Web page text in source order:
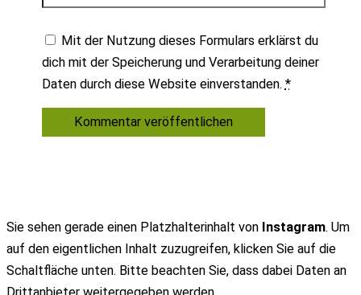
Mit der Nutzung dieses Formulars erklärst du
dich mit der Speicherung und Verarbeitung deiner
Daten durch diese Website einverstanden. *
Sie sehen gerade einen Platzhalterinhalt von Instagram. Um
auf den eigentlichen Inhalt zuzugreifen, klicken Sie auf die
Schaltfläche unten. Bitte beachten Sie, dass dabei Daten an
Drittanbieter weitergegeben werden.